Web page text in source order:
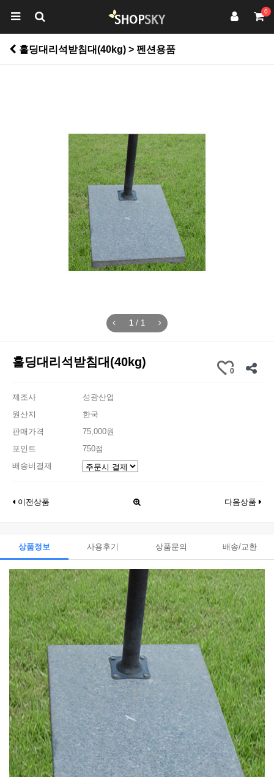
0
홀딩대리석받침대(40kg) > 펜션용품
1 / 1
홀딩대리석받침대(40kg)
0
제조사
성광산업
원산지
한국
판매가격
75,000원
포인트
750점
배송비결제
이전상품 다음상품
상품정보 사용후기 상품문의 배송/교환